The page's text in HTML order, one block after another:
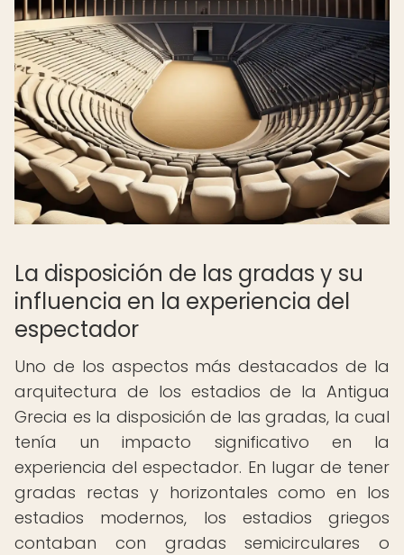
La disposición de las gradas y su
influencia en la experiencia del
espectador
Uno de los aspectos más destacados de la
arquitectura de los estadios de la Antigua
Grecia es la disposición de las gradas, la cual
tenía un impacto significativo en la
experiencia del espectador. En lugar de tener
gradas rectas y horizontales como en los
estadios modernos, los estadios griegos
contaban con gradas semicirculares o